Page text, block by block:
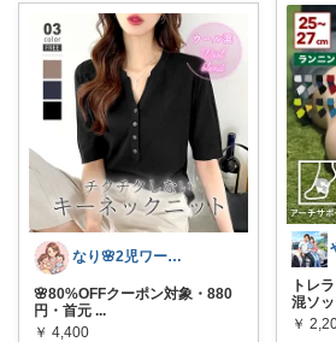
なり🌸2児ワーママの楽しい暮らし
🌸80%OFFクーポン対象・880
円・首元 ...
￥ 4,400
トレ
混ソ
￥